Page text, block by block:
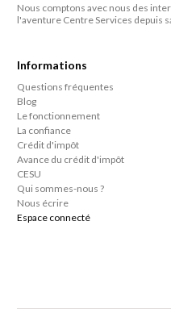
Nous comptons avec nous des
l'aventure Centre Services depuis
Informations
Questions fréquentes
Blog
Le fonctionnement
La confiance
Crédit d'impôt
Avance du crédit d'impôt
CESU
Qui sommes-nous ?
Nous écrire
Espace connecté